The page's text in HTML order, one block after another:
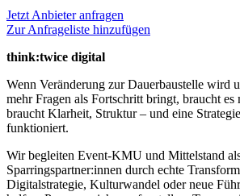
Jetzt Anbieter anfragen
Zur Anfrageliste hinzufügen
think:twice digital
Wenn Veränderung zur Dauerbaustelle wird
mehr Fragen als Fortschritt bringt, braucht es
braucht Klarheit, Struktur – und eine
funktioniert.
Wir begleiten Event-KMU und Mittelstand
Sparringspartner:innen durch echte
Digitalstrategie, Kulturwandel oder neue